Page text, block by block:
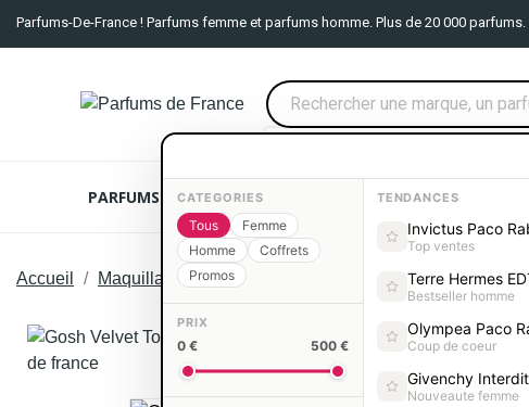
Parfums-De-France ! Parfums femme et parfums homme. Plus de 20 000 parfums.
PARFUMS FEMME PARFUMS HOMME COFFRETS
Accueil Maquillage Maquillage GOSH Gosh Velvet
CATEGORIES
Tous
Femme
Homme
Coffrets
Promos
PRIX
0 € 500 €
TENDANCES
Invictus Paco
Top ventes
Terre Hermes
Bestseller homme
Olympea Paco
Coup de coeur
Givenchy Interdit
Nouveaute femme